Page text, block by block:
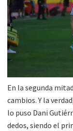
En la segunda
cambios. Y la
lo puso Dani
dedos, siendo el